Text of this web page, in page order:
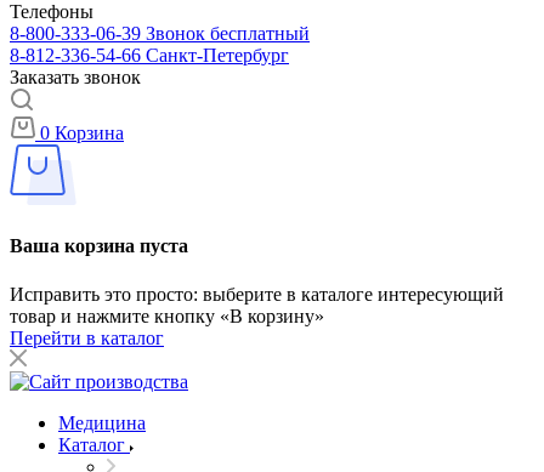
Телефоны
8-800-333-06-39 Звонок бесплатный
8-812-336-54-66 Санкт-Петербург
Заказать звонок
0 Корзина
Ваша корзина пуста
Исправить это просто: выберите в каталоге интересующий
товар и нажмите кнопку «В корзину»
Перейти в каталог
Медицина
Каталог